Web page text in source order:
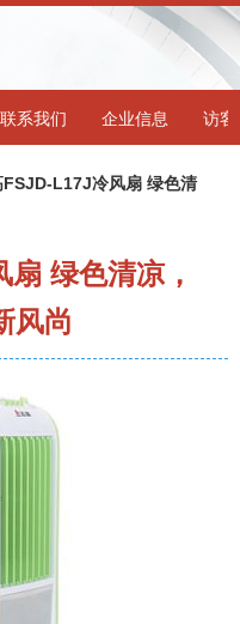
联系我们 企业信息 访客
FSJD-L17J冷风扇 绿色清
绿色清凉，
风尚